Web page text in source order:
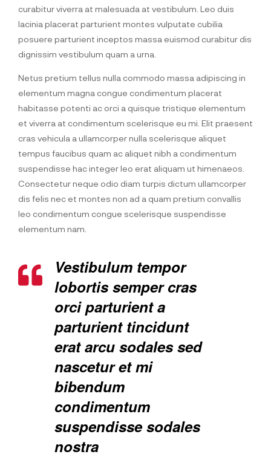
curabitur viverra at malesuada at vestibulum. Leo duis
lacinia placerat parturient montes vulputate cubilia
posuere parturient inceptos massa euismod curabitur dis
dignissim vestibulum quam a urna.
Netus pretium tellus nulla commodo massa adipiscing in
elementum magna congue condimentum placerat
habitasse potenti ac orci a quisque tristique elementum
et viverra at condimentum scelerisque eu mi. Elit praesent
cras vehicula a ullamcorper nulla scelerisque aliquet
tempus faucibus quam ac aliquet nibh a condimentum
suspendisse hac integer leo erat aliquam ut himenaeos.
Consectetur neque odio diam turpis dictum ullamcorper
dis felis nec et montes non ad a quam pretium convallis
leo condimentum congue scelerisque suspendisse
elementum nam.
Vestibulum tempor
lobortis semper cras
orci parturient a
parturient tincidunt
erat arcu sodales sed
nascetur et mi
bibendum
condimentum
suspendisse sodales
nostra